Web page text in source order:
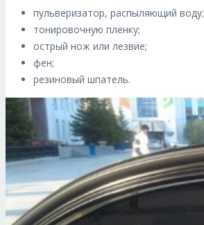
пульверизатор, распыляющий воду;
тонировочную пленку;
острый нож или лезвие;
фен;
резиновый шпатель.